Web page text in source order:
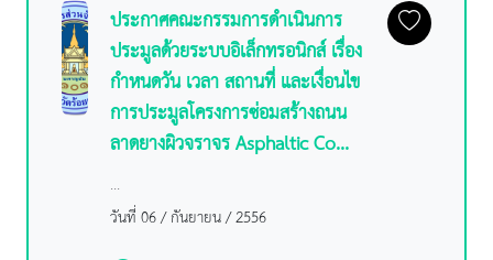
ประกาศคณะกรรมการดำเนินการ
ประมูลด้วยระบบอิเล็กทรอนิกส์ เรื่อง
กำหนดวัน เวลา สถานที่ และเงื่อนไข
การประมูลโครงการซ่อมสร้างถนน
ลาดยางผิวจราจร Asphaltic Co...
...
วันที่ 06 / กันยายน / 2556